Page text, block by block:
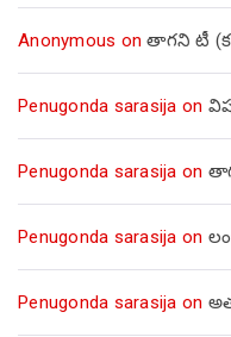
Anonymous onతాగని టీ
Penugonda sarasija on
Penugonda sarasija on
Penugonda sarasija on
Penugonda sarasija on